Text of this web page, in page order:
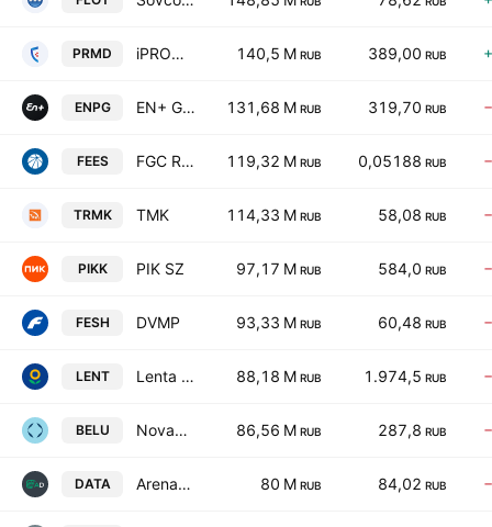
PRMD iPROMOMED 140,5 M RUB 389,00 RUB
ENPG EN+ GROUP IPJSC ORD SHS 131,68 M RUB 319,70 RUB
FEES FGC ROSSETI 119,32 M RUB 0,05188 RUB
TRMK TMK 114,33 M RUB 58,08 RUB
PIKK PIK SZ 97,17 M RUB 584,0 RUB
FESH DVMP 93,33 M RUB 60,48 RUB
LENT Lenta IPJSC ORD SHS 88,18 M RUB 1.974,5 RUB
BELU NovaBev Group 86,56 M RUB 287,8 RUB
DATA Arenadata Group 80 M RUB 84,02 RUB